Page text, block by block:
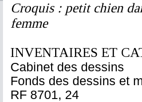
Croquis : petit chien
femme
INVENTAIRES ET
Cabinet des dessins
Fonds des dessins et
RF 8701, 24